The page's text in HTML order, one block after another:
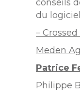
conseils
du
– Crossed
Meden
Patrice
Philippe